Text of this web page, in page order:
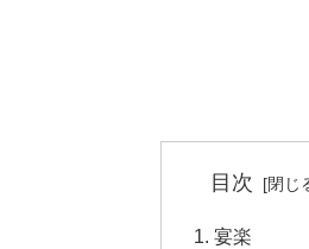
目次
宴楽